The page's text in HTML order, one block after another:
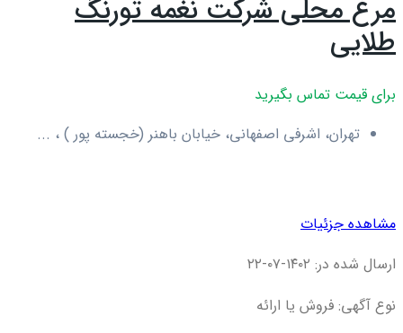
مرغ محلی شرکت نغمه تورنگ
طلایی
برای قیمت تماس بگیرید
تهران، اشرفی اصفهانی، خیابان باهنر (خجسته پور ) ، ...
مشاهده جزئیات
ارسال شده در: ۱۴۰۲-۰۷-۲۲
نوع آگهی: فروش یا ارائه